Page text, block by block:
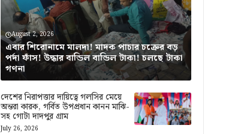
August 2, 2026
এবার শিরোনামে মালদা! মাদক পাচার চক্রের বড়
পর্দা ফাঁস! উদ্ধার বান্ডিল বান্ডিল টাকা! চলছে টাকা
গণনা
দেশের নিরাপত্তার দায়িত্বে গলসির মেয়ে
অন্তরা কারক, গর্বিত উপপ্রধান কানন মাঝি-
সহ গোটা দাদপুর গ্রাম
July 26, 2026